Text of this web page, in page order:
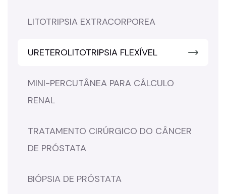
LITOTRIPSIA EXTRACORPOREA
URETEROLITOTRIPSIA FLEXÍVEL
MINI-PERCUTÂNEA PARA CÁLCULO
RENAL
TRATAMENTO CIRÚRGICO DO CÂNCER
DE PRÓSTATA
BIÓPSIA DE PRÓSTATA